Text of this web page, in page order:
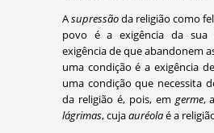
Asupressãoda religião como
povo é a exigência da sua
exigência de que abandonem
uma condição é a exigência
uma condição que necessita
da religião é, pois, em germe,
lágrimas, cujaauréolaé a